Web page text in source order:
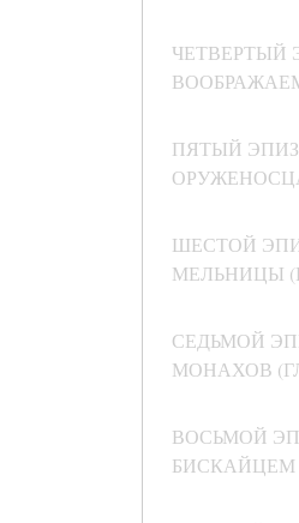
ЧЕТВЕРТЫЙ
ПЯТЫЙ
ШЕСТОЙ
МЕЛЬНИЦЫ
СЕДЬМОЙ
МОНАХОВ
ВОСЬМОЙ
БИСКАЙЦЕМ